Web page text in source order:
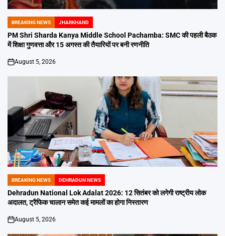
POSTED
IN
BREAKING NEWS JHARKHAND
PM Shri Sharda Kanya Middle School Pachamba: SMC की पहली बैठक
में शिक्षा गुणवत्ता और 15 अगस्त की तैयारियों पर बनी रणनीति
on
August 5, 2026
POSTED
IN
BREAKING NEWS DEHRADUN NEWS
Dehradun National Lok Adalat 2026: 12 सितंबर को लगेगी राष्ट्रीय लोक
अदालत, ट्रैफिक चालान समेत कई मामलों का होगा निस्तारण
on
August 5, 2026